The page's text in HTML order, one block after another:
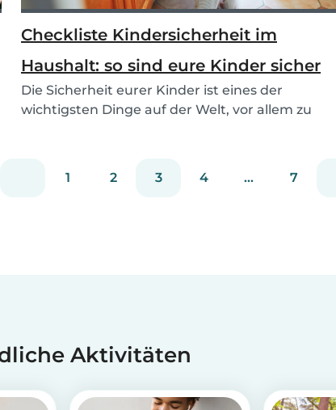
Checkliste Kindersicherheit im
Haushalt: so sind eure Kinder sicher
Die Sicherheit eurer Kinder ist eines der
wichtigsten Dinge auf der Welt, vor allem zu
1 2 3 4 ... 7
Aktivitäten